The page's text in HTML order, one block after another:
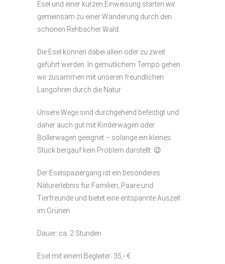
Esel und einer kurzen Einweisung starten wir
gemeinsam zu einer Wanderung durch den
schönen Rehbacher Wald.
Die Esel können dabei allein oder zu zweit
geführt werden. In gemütlichem Tempo gehen
wir zusammen mit unseren freundlichen
Langohren durch die Natur.
Unsere Wege sind durchgehend befestigt und
daher auch gut mit Kinderwagen oder
Bollerwagen geeignet – solange ein kleines
Stück bergauf kein Problem darstellt. 😉
Der Eselspaziergang ist ein besonderes
Naturerlebnis für Familien, Paare und
Tierfreunde und bietet eine entspannte Auszeit
im Grünen.
Dauer: ca. 2 Stunden
Esel mit einem Begleiter: 35,- €